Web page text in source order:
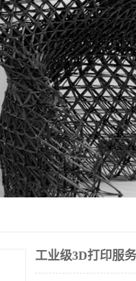
工业级3D打印服